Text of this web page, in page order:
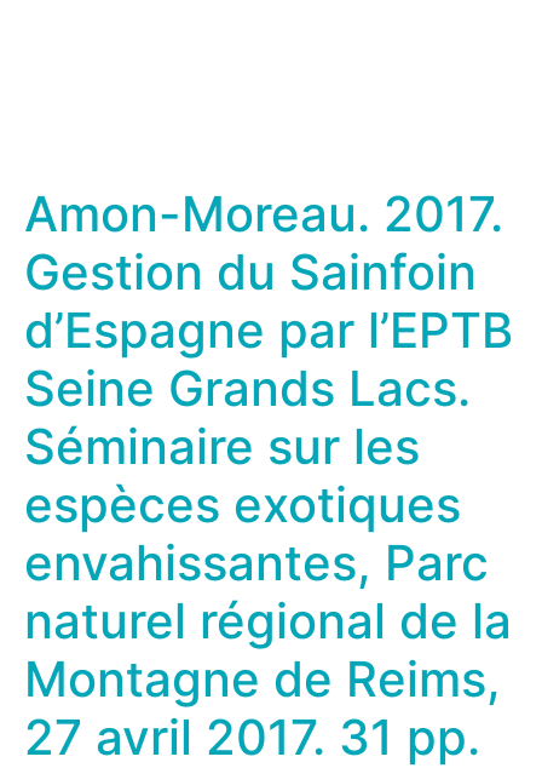
Amon-Moreau. 2017.
Gestion du Sainfoin
d’Espagne par l’EPTB
Seine Grands Lacs.
Séminaire sur les
espèces exotiques
envahissantes, Parc
naturel régional de la
Montagne de Reims,
27 avril 2017. 31 pp.